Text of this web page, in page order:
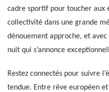
cadre sportif pour toucher aux
collectivité dans une grande
dénouement approche, et
nuit qui s’annonce
Restez connectés pour suivre
tendue. Entre rêve européen